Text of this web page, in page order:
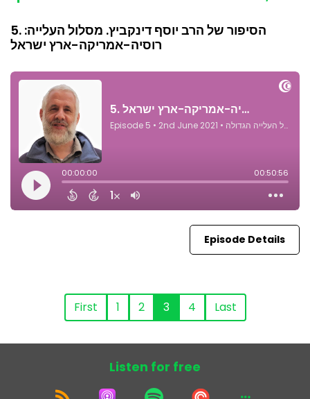
5. הסיפור של הרב יוסף דינקביץ. מסלול העלייה:
רוסיה-אמריקה-ארץ ישראל
Episode Details
First 1 2 3 4 Last
Listen for free